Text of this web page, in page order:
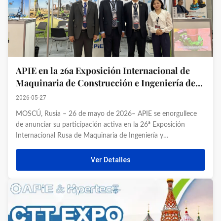
APIE en la 26a Exposición Internacional de
Maquinaria de Construcción e Ingeniería de
Rusia
2026-05-27
MOSCÚ, Rusia – 26 de mayo de 2026– APIE se enorgullece
de anunciar su participación activa en la 26ª Exposición
Internacional Rusa de Maquinaria de Ingeniería y
Moscú. El evento, que se celebrará del 26 al 29 de mayo, es la
exposición de ...
Ver Detalles